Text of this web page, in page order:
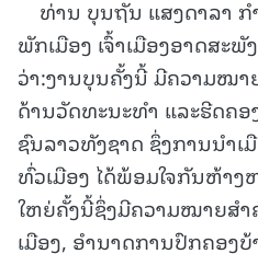
ທ່ານ ບຸນຖັນ ແສງດາລາ ກໍ
ພັກເມືອງ ເຈົ້າເມືອງອາດສະພັ
ວ່າ:ງານບຸນຄັ້ງນີ້ ມີຄວາມໝາ
ດ້ານວັດທະນະທໍາ ແລະຮີດຄ
ຊົນລາວທັງຊາດ ຊຶ່ງການນໍາເ
ທົ່ວເມືອງ ໄດ້ພ້ອມໃຈກັນຫ້າງ
ໃຫຍ່ຄັ້ງນີ້ຊຶ່ງມີຄວາມໝາຍສໍາ
ເມືອງ, ອໍານາດການປົກຄອງ